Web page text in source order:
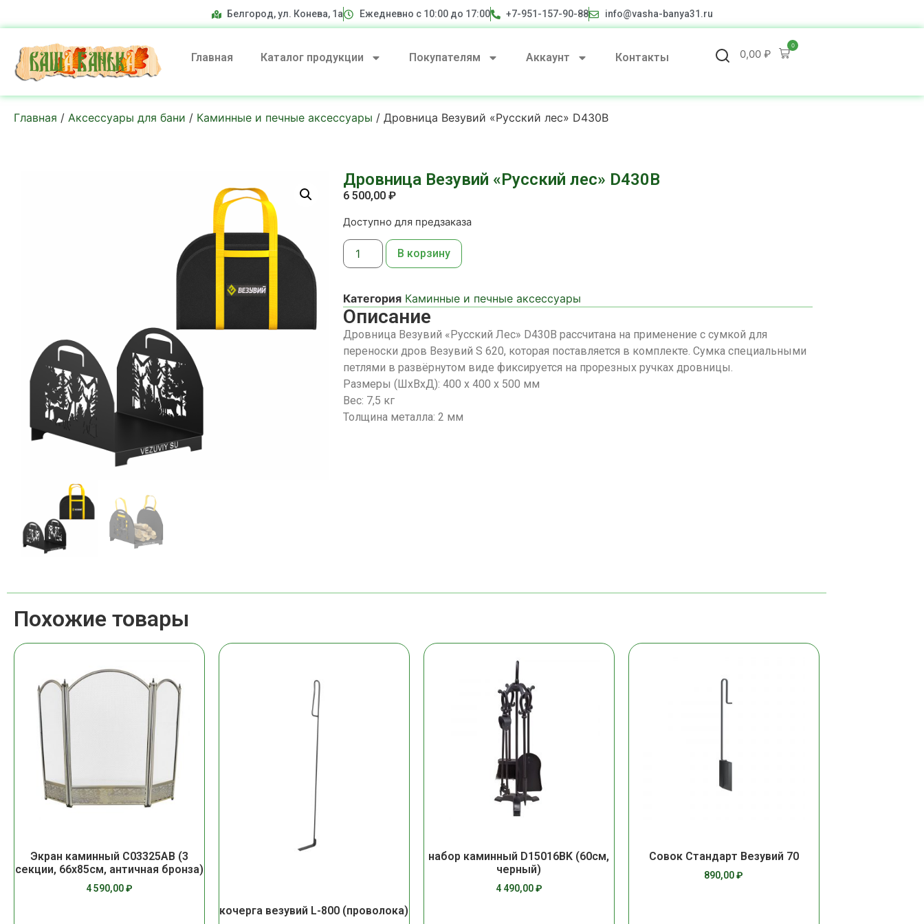
Белгород, ул. Конева, 1а Ежедневно с 10:00 до 17:00 +7-951-157-90-88 info@vasha-banya31.ru
Главная Каталог продукции Покупателям Аккаунт Контакты 0,00₽
0
Главная / Аксессуары для бани / Каминные и печные аксессуары / Дровница Везувий «Русский лес» D430B
Дровница Везувий «Русский лес» D430B
6 500,00 ₽
Доступно для предзаказа
В корзину
Категория Каминные и печные аксессуары
Описание
Дровница Везувий «Русский Лес» D430B рассчитана на применение с сумкой для
переноски дров Везувий S 620, которая поставляется в комплекте. Сумка специальными
петлями в развёрнутом виде фиксируется на прорезных ручках дровницы.
Размеры (ШхВхД): 400 х 400 х 500 мм
Вес: 7,5 кг
Толщина металла: 2 мм
Похожие товары
Экран каминный C03325АВ (3
секции, 66х85см, античная бронза)
4 590,00₽
кочерга везувий L-800 (проволока)
набор каминный D15016BK (60см,
черный)
4 490,00₽
Совок Стандарт Везувий 70
890,00₽